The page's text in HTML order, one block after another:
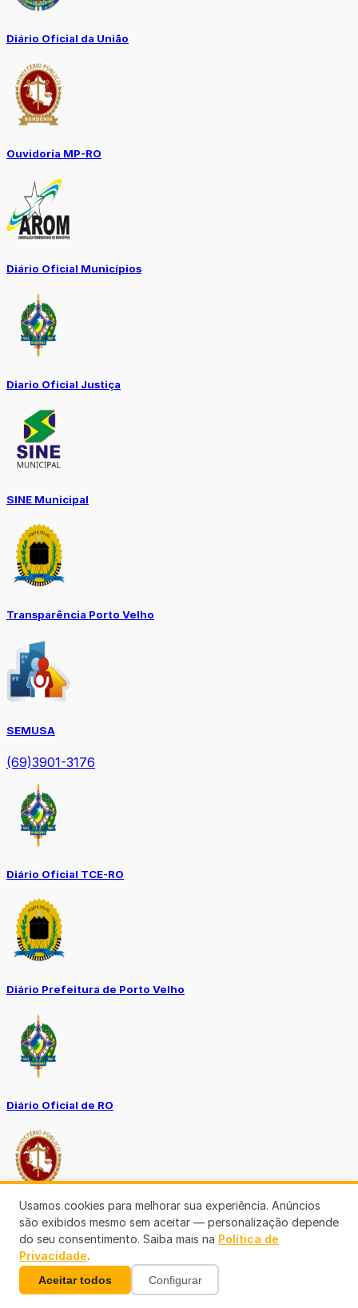
Diário Oficial da União
Ouvidoria MP-RO
Diário Oficial Municípios
Diario Oficial Justiça
SINE Municipal
Transparência Porto Velho
SEMUSA
(69)3901-3176
Diário Oficial TCE-RO
Diário Prefeitura de Porto Velho
Diário Oficial de RO
Transparência RO
Usamos cookies para melhorar sua experiência. Anúncios
são exibidos mesmo sem aceitar — personalização depende
do seu consentimento. Saiba mais na Política de
Privacidade.
Aceitar todos Configurar